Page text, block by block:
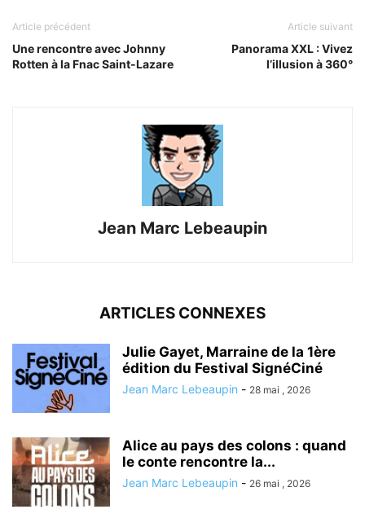
Article précédent
Une rencontre avec Johnny
Rotten à la Fnac Saint-Lazare
Article suivant
Panorama XXL : Vivez
l’illusion à 360°
Jean Marc Lebeaupin
ARTICLES CONNEXES
Julie Gayet, Marraine de la 1ère
édition du Festival SignéCiné
Jean Marc Lebeaupin - 28 mai , 2026
Alice au pays des colons : quand
le conte rencontre la...
Jean Marc Lebeaupin - 26 mai , 2026